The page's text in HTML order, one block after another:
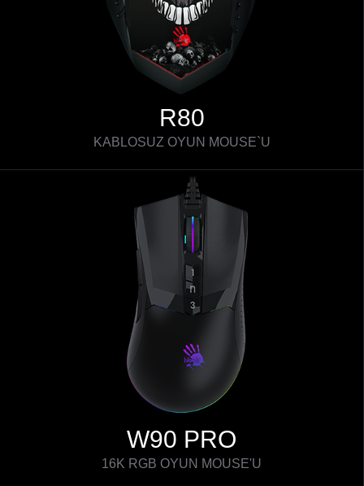
R80
KABLOSUZ OYUN MOUSE`U
W90 PRO
16K RGB OYUN MOUSE'U